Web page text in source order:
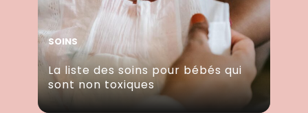
SOINS
La liste des soins pour bébés qui
sont non toxiques